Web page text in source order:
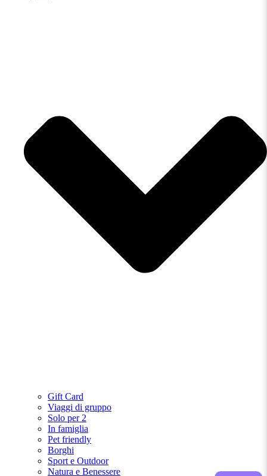
Gift Card
Viaggi di gruppo
Solo per 2
In famiglia
Pet friendly
Borghi
Sport e Outdoor
Natura e Benessere